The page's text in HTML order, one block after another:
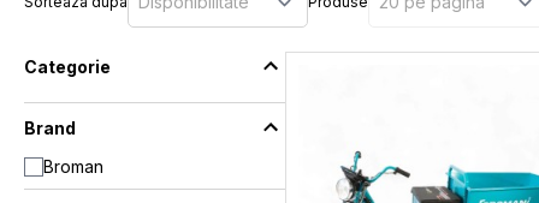
Categorie
Brand
Broman